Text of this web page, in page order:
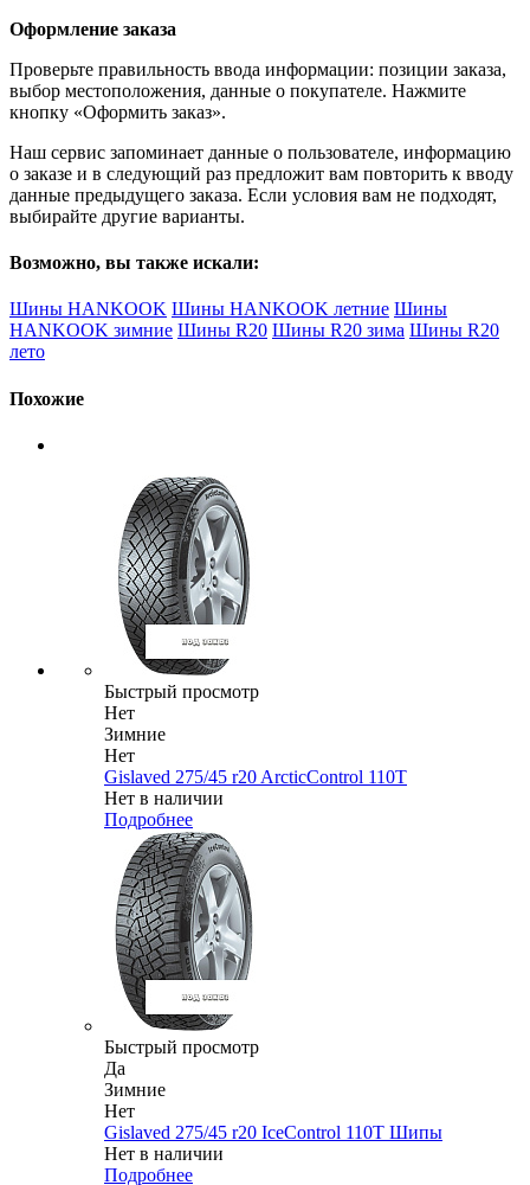
Оформление заказа
Проверьте правильность ввода информации: позиции заказа,
выбор местоположения, данные о покупателе. Нажмите
кнопку «Оформить заказ».
Наш сервис запоминает данные о пользователе, информацию
о заказе и в следующий раз предложит вам повторить к вводу
данные предыдущего заказа. Если условия вам не подходят,
выбирайте другие варианты.
Возможно, вы также искали:
Шины HANKOOK Шины HANKOOK летние Шины
HANKOOK зимние Шины R20 Шины R20 зима Шины R20
лето
Похожие
Быстрый просмотр
Нет
Зимние
Нет
Gislaved 275/45 r20 ArcticControl 110T
Нет в наличии
Подробнее
Быстрый просмотр
Да
Зимние
Нет
Gislaved 275/45 r20 IceControl 110T Шипы
Нет в наличии
Подробнее